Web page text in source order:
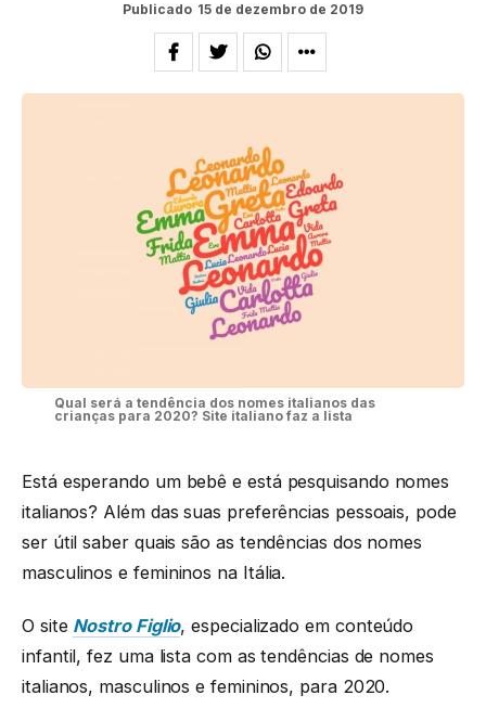
Publicado 15 de dezembro de 2019
Qual será a tendência dos nomes italianos das
crianças para 2020? Site italiano faz a lista
Está esperando um bebê e está pesquisando nomes
italianos? Além das suas preferências pessoais, pode
ser útil saber quais são as tendências dos nomes
masculinos e femininos na Itália.
O site Nostro Figlio, especializado em conteúdo
infantil, fez uma lista com as tendências de nomes
italianos, masculinos e femininos, para 2020.